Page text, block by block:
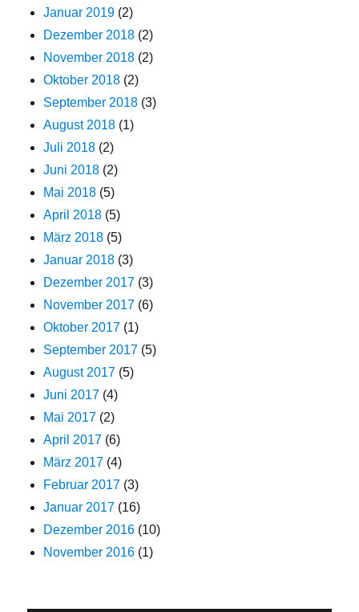
Januar 2019 (2)
Dezember 2018 (2)
November 2018 (2)
Oktober 2018 (2)
September 2018 (3)
August 2018 (1)
Juli 2018 (2)
Juni 2018 (2)
Mai 2018 (5)
April 2018 (5)
März 2018 (5)
Januar 2018 (3)
Dezember 2017 (3)
November 2017 (6)
Oktober 2017 (1)
September 2017 (5)
August 2017 (5)
Juni 2017 (4)
Mai 2017 (2)
April 2017 (6)
März 2017 (4)
Februar 2017 (3)
Januar 2017 (16)
Dezember 2016 (10)
November 2016 (1)